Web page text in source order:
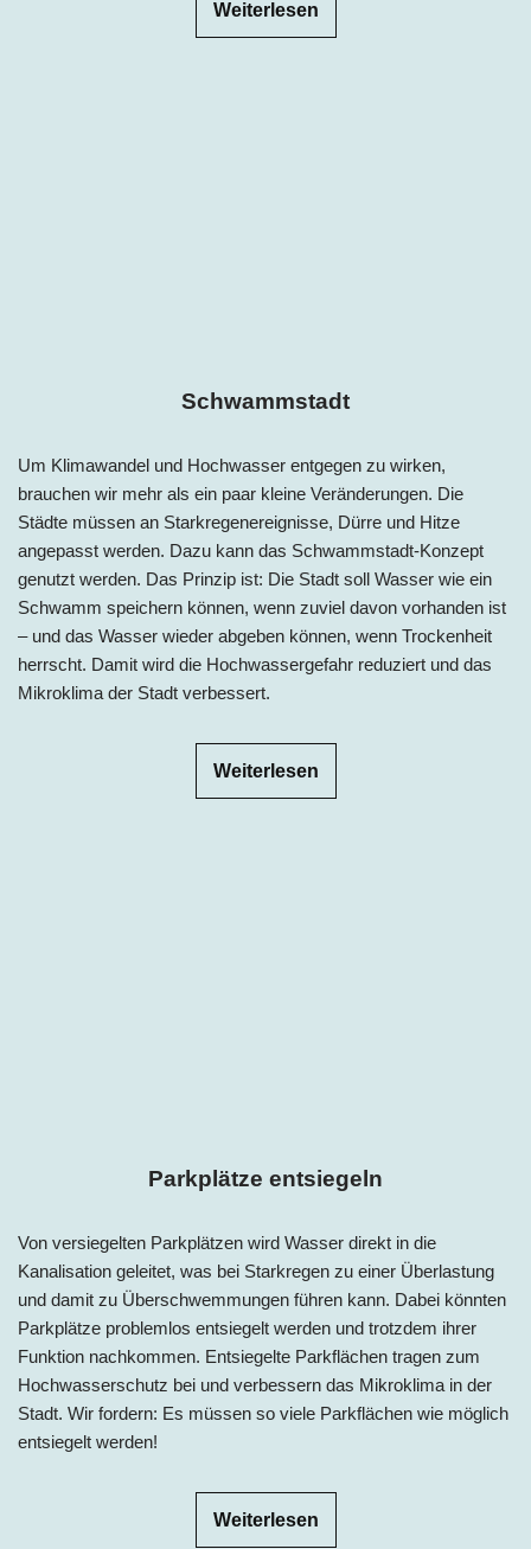
Weiterlesen
Schwammstadt
Um Klimawandel und Hochwasser entgegen zu wirken,
brauchen wir mehr als ein paar kleine Veränderungen. Die
Städte müssen an Starkregenereignisse, Dürre und Hitze
angepasst werden. Dazu kann das Schwammstadt-Konzept
genutzt werden. Das Prinzip ist: Die Stadt soll Wasser wie ein
Schwamm speichern können, wenn zuviel davon vorhanden ist
– und das Wasser wieder abgeben können, wenn Trockenheit
herrscht. Damit wird die Hochwassergefahr reduziert und das
Mikroklima der Stadt verbessert.
Weiterlesen
Parkplätze entsiegeln
Von versiegelten Parkplätzen wird Wasser direkt in die
Kanalisation geleitet, was bei Starkregen zu einer Überlastung
und damit zu Überschwemmungen führen kann. Dabei könnten
Parkplätze problemlos entsiegelt werden und trotzdem ihrer
Funktion nachkommen. Entsiegelte Parkflächen tragen zum
Hochwasserschutz bei und verbessern das Mikroklima in der
Stadt. Wir fordern: Es müssen so viele Parkflächen wie möglich
entsiegelt werden!
Weiterlesen